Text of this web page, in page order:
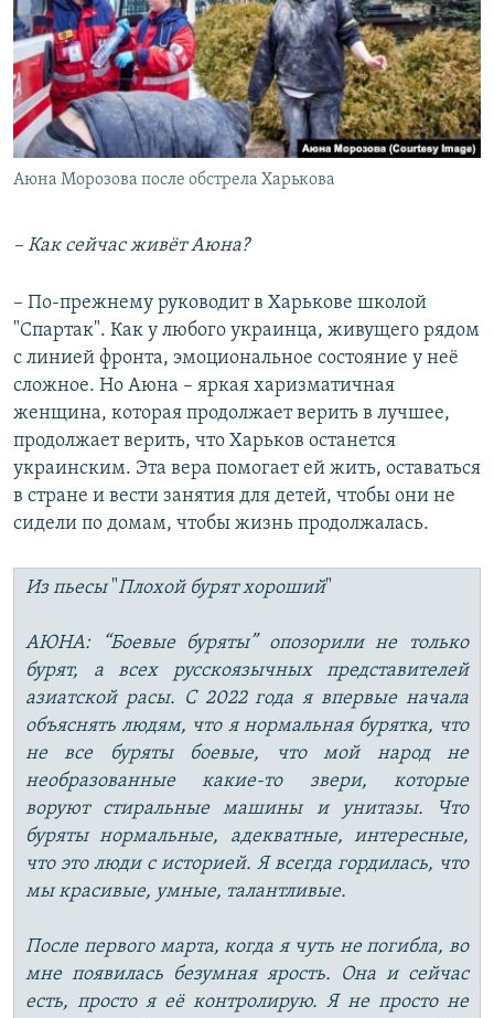
Аюна Морозова после обстрела Харькова
– Как сейчас живёт Аюна?
– По-прежнему руководит в Харькове школой
"Спартак". Как у любого украинца, живущего рядом
с линией фронта, эмоциональное состояние у неё
сложное. Но Аюна – яркая харизматичная
женщина, которая продолжает верить в лучшее,
продолжает верить, что Харьков останется
украинским. Эта вера помогает ей жить, оставаться
в стране и вести занятия для детей, чтобы они не
сидели по домам, чтобы жизнь продолжалась.
Из пьесы"Плохой бурят хороший"
АЮНА: “Боевые буряты” опозорили не только
бурят, а всех русскоязычных представителей
азиатской расы. С 2022 года я впервые начала
объяснять людям, что я нормальная бурятка, что
не все буряты боевые, что мой народ не
необразованные какие-то звери, которые
воруют стиральные машины и унитазы. Что
буряты нормальные, адекватные, интересные,
что это люди с историей. Я всегда гордилась, что
мы красивые, умные, талантливые.
После первого марта, когда я чуть не погибла, во
мне появилась безумная ярость. Она и сейчас
есть, просто я её контролирую. Я не просто не